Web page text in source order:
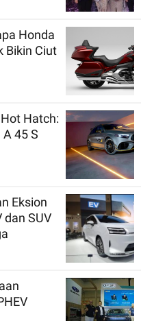
Honda
Bikin Ciut
Hatch:
45 S
Eksion
dan SUV